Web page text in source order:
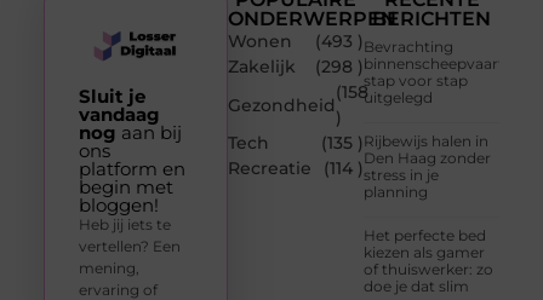
ONDERWERPEN
Wonen
(493 )
Zakelijk
(298 )
Gezondheid
(158
)
Tech
(135 )
Recreatie
(114 )
BERICHTEN
Bevrachting
binnenscheepvaart
stap voor stap
uitgelegd
Rijbewijs halen in
Den Haag zonder
stress in je
planning
Het perfecte bed
kiezen als gamer
of thuiswerker: zo
doe je dat slim
Sluit je
vandaag
nog aan bij
ons
platform en
begin met
bloggen!
Heb jij iets te
vertellen? Een
mening,
ervaring of